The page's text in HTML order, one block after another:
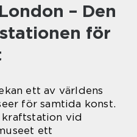
– Den
för
ett av världens
för samtida konst.
vid
ett